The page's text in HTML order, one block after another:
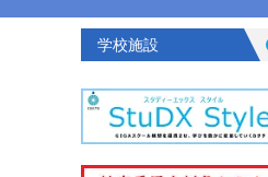
学校施設